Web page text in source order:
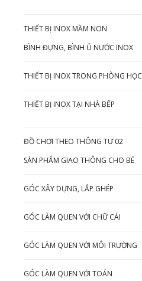
THIẾT BỊ INOX MẦM NON
BÌNH ĐỰNG, BÌNH Ủ NƯỚC INOX
THIẾT BỊ INOX TRONG PHÒNG HỌC
THIẾT BỊ INOX TẠI NHÀ BẾP
ĐỒ CHƠI THEO THÔNG TƯ 02
SẢN PHẨM GIAO THÔNG CHO BÉ
GÓC XÂY DỰNG, LẮP GHÉP
GÓC LÀM QUEN VỚI CHỮ CÁI
GÓC LÀM QUEN VỚI MÔI TRƯỜNG
GÓC LÀM QUEN VỚI TOÁN